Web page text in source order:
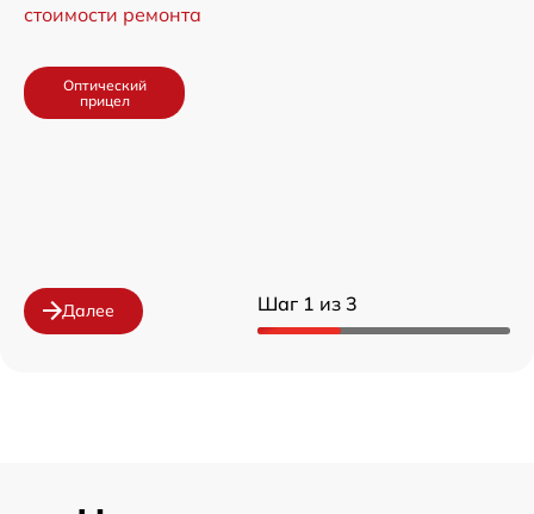
Шаг 1 из 3
стоимости ремонта
Оптический
прицел
Далее